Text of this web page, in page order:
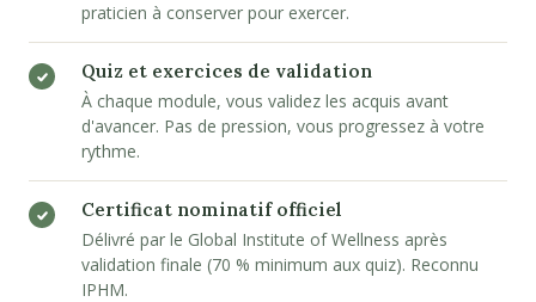
praticien à conserver pour exercer.
Quiz et exercices de validation
À chaque module, vous validez les acquis avant
d'avancer. Pas de pression, vous progressez à votre
rythme.
Certificat nominatif officiel
Délivré par le Global Institute of Wellness après
validation finale (70 % minimum aux quiz). Reconnu
IPHM.